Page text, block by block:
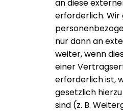
an diese
erforderlich. Wir
nur dann an
weiter, wenn
einer
erforderlich ist,
gesetzlich
sind (z. B.